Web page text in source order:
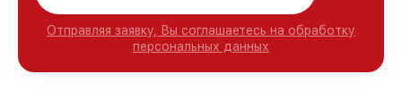
Отправляя заявку, Вы соглашаетесь на обработку
персональных данных